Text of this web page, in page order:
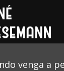
venga a